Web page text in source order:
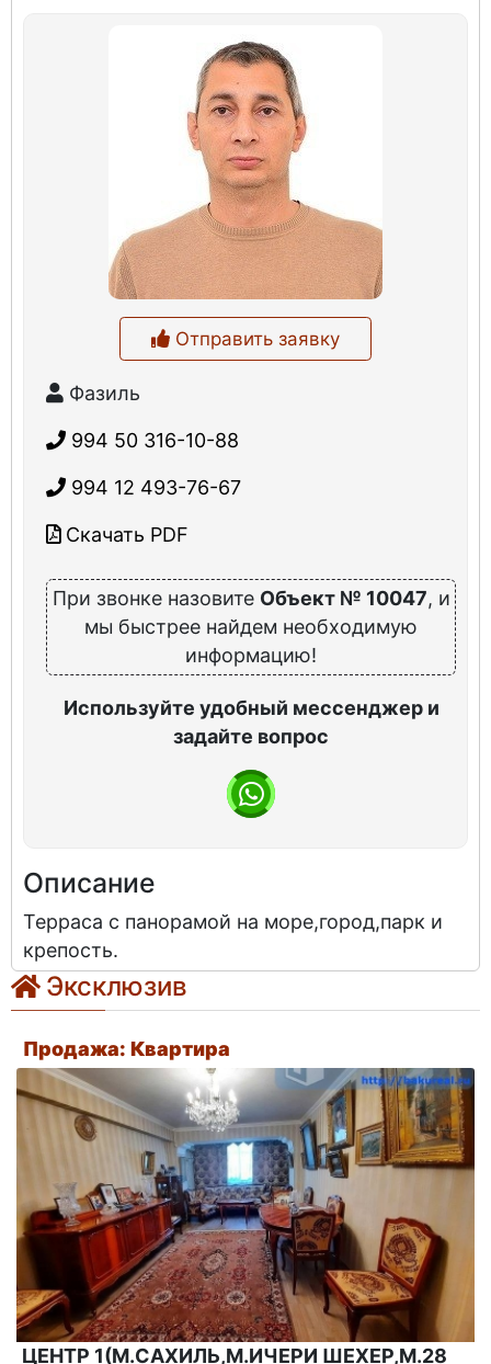
Отправить заявку
Фазиль
994 50 316-10-88
994 12 493-76-67
Скачать PDF
При звонке назовите Объект № 10047, и
мы быстрее найдем необходимую
информацию!
Используйте удобный мессенджер и
задайте вопрос
Описание
Терраса с панорамой на море,город,парк и
крепость.
Эксклюзив
Продажа: Квартира
ЦЕНТР 1(М.САХИЛЬ,М.ИЧЕРИ ШЕХЕР,М.28